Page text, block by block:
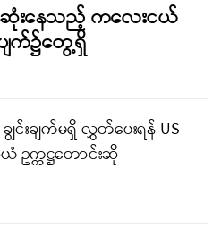
ဆုံးနေသည့် ကလေးငယ်
ျက်၌တွေ့ရှိ
င်းချက်မရှိ လွှတ်ပေးရန် US
ဥက္ကဋ္ဌတောင်းဆို